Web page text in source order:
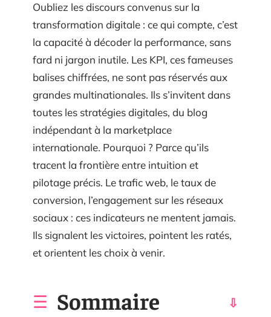
Oubliez les discours convenus sur la
transformation digitale : ce qui compte, c’est
la capacité à décoder la performance, sans
fard ni jargon inutile. Les KPI, ces fameuses
balises chiffrées, ne sont pas réservés aux
grandes multinationales. Ils s’invitent dans
toutes les stratégies digitales, du blog
indépendant à la marketplace
internationale. Pourquoi ? Parce qu’ils
tracent la frontière entre intuition et
pilotage précis. Le trafic web, le taux de
conversion, l’engagement sur les réseaux
sociaux : ces indicateurs ne mentent jamais.
Ils signalent les victoires, pointent les ratés,
et orientent les choix à venir.
Sommaire